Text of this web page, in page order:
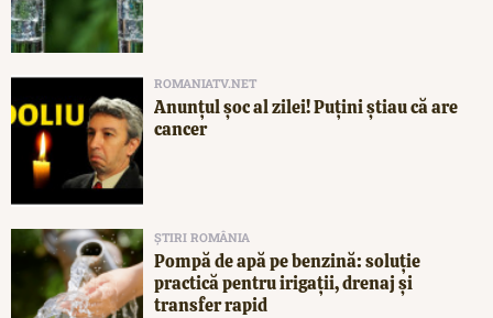
ROMANIATV.NET
Anunţul şoc al zilei! Puţini ştiau că are
cancer
ȘTIRI ROMÂNIA
Pompă de apă pe benzină: soluție
practică pentru irigații, drenaj și
transfer rapid